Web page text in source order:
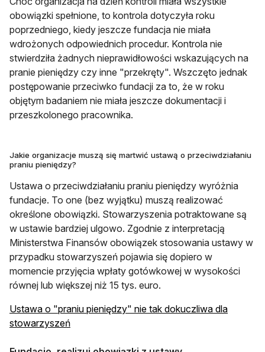
obowiązki spełnione, to kontrola dotyczyła roku
poprzedniego, kiedy jeszcze fundacja nie miała
wdrożonych odpowiednich procedur. Kontrola nie
stwierdziła żadnych nieprawidłowości wskazujących na
pranie pieniędzy czy inne "przekręty". Wszczęto jednak
postępowanie przeciwko fundacji za to, że w roku
objętym badaniem nie miała jeszcze dokumentacji i
przeszkolonego pracownika.
Jakie organizacje muszą się martwić ustawą o przeciwdziałaniu
praniu pieniędzy?
Ustawa o przeciwdziałaniu praniu pieniędzy wyróżnia
fundacje. To one (bez wyjątku) muszą realizować
określone obowiązki. Stowarzyszenia potraktowane są
w ustawie bardziej ulgowo. Zgodnie z interpretacją
Ministerstwa Finansów obowiązek stosowania ustawy w
przypadku stowarzyszeń pojawia się dopiero w
momencie przyjęcia wpłaty gotówkowej w wysokości
równej lub większej niż 15 tys. euro.
Ustawa o "praniu pieniędzy" nie tak dokuczliwa dla
stowarzyszeńotwiera się w nowej karcie